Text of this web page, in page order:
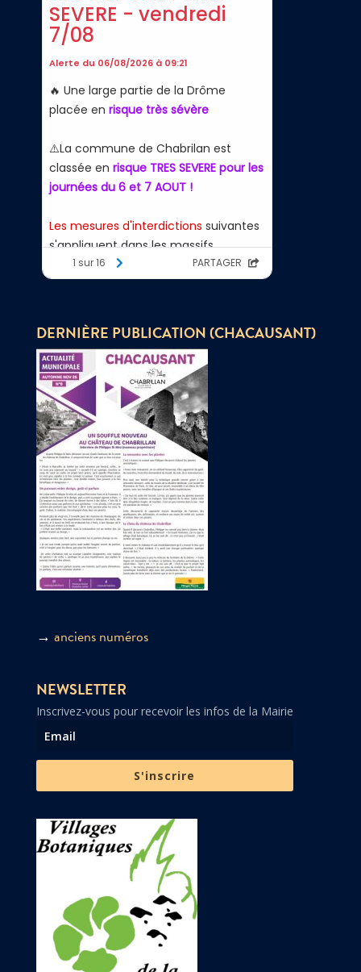
DERNIÈRE PUBLICATION (CHACAUSANT)
→ anciens numéros
NEWSLETTER
Inscrivez-vous pour recevoir les infos de la Mairie
S'inscrire